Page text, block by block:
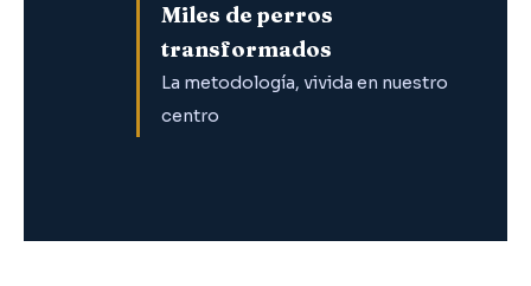
Miles de perros
transformados
La metodología, vivida en nuestro
centro